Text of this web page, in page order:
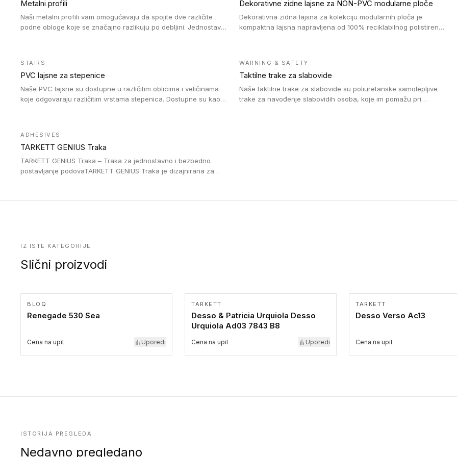
Metalni profili
Naši metalni profili vam omogućavaju da spojite dve različite
podne obloge koje se značajno razlikuju po debljini. Jednostavni
Dekorativne zidne lajsne za NON-PVC modularne ploče
Dekorativna zidna lajsna za kolekciju modularnih ploča je
kompaktna lajsna napravljena od 100% reciklabilnog polistirena,
STAIRS
PVC lajsne za stepenice
Naše PVC lajsne su dostupne u različitim oblicima i veličinama
koje odgovaraju različitim vrstama stepenica. Dostupne su kao
uglom, sa poluprečnikom savijanja od 2R za stepenice više od
16 cm. Poste i verzije od aluminijuma za oblasti pod visokim
opterećenjem. Postavljaju se na postojeći pod. Veoma su
WARNING & SAFETY
Taktilne trake za slabovide
Naše taktilne trake za slabovide su poliuretanske samolepljive
trake za navođenje slabovidih osoba, koje im pomažu pri
ADHESIVES
TARKETT GENIUS Traka
TARKETT GENIUS Traka – Traka za jednostavno i bezbedno
postavljanje podovaTARKETT GENIUS Traka je dizajnirana za
IZ ISTE KATEGORIJE
Slični proizvodi
BLOQ
Renegade 530 Sea
Cena na upit Uporedi
TARKETT
Desso & Patricia Urquiola Desso
Urquiola Ad03 7843 B8
Cena na upit Uporedi
TARKETT
Desso Verso Ac13
Cena na upit
ISTORIJA PREGLEDA
Nedavno pregledano